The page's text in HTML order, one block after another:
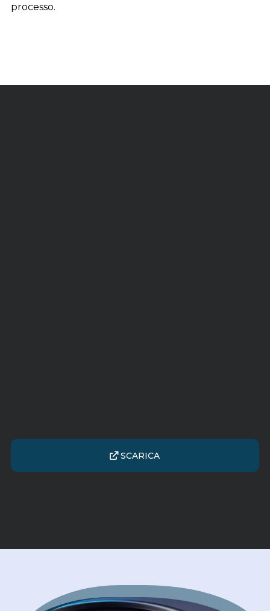
processo.
SCARICA